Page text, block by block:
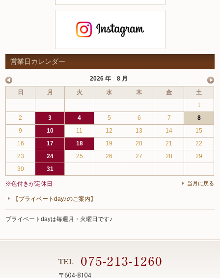
営業日カレンダー
2026 年 8 月
日
月 火 水 木 金
土
1
2
3 4 5 6 7
8
9
10 11 12 13 14
15
16
17 18 19 20 21
22
23
24 25 26 27 28
29
30
31
当月に戻る
※色付きが定休日
【プライベートday♪のご案内】
プライベートdayは毎週月・火曜日です♪